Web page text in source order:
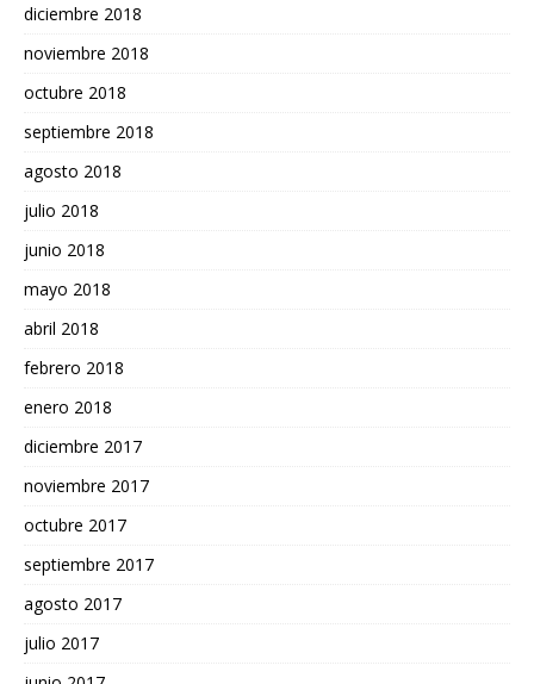
diciembre 2018
noviembre 2018
octubre 2018
septiembre 2018
agosto 2018
julio 2018
junio 2018
mayo 2018
abril 2018
febrero 2018
enero 2018
diciembre 2017
noviembre 2017
octubre 2017
septiembre 2017
agosto 2017
julio 2017